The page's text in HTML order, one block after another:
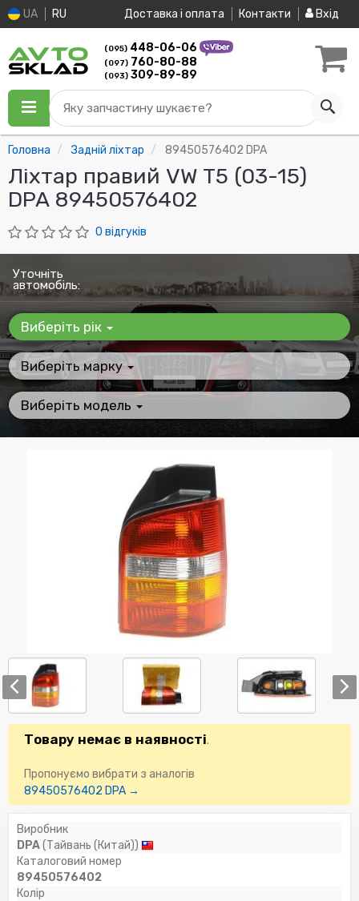
UA RU Доставка і оплата Контакти Вхід
(095) 448-06-06
(097) 760-80-88
(093) 309-89-89
Яку запчастину шукаєте?
Головна Задній ліхтар 89450576402 DPA
Ліхтар правий VW T5 (03-15)
DPA 89450576402
0 відгуків
Уточніть
автомобіль:
Виберіть рік
Виберіть марку
Виберіть модель
Товару немає в наявності.
Пропонуємо вибрати з аналогів
89450576402 DPA →
Виробник
DPA(Тайвань (Китай))
Каталоговий номер
89450576402
Колір